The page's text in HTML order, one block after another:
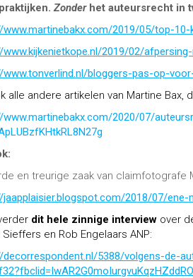
Zonderhet auteursrecht in
www.martinebakx.com/2019/05/top-
2019/02/
bloggers-pas-op-
alle andere artikelen van Martine Bax,
2020/07/
en treurige zaak van claimfotografe
jaapplaisier.blogspot.com/2018/07/
dit hele zinnige interview over
Sieffers en Rob Engelaars ANP:
5388/volgens-de-